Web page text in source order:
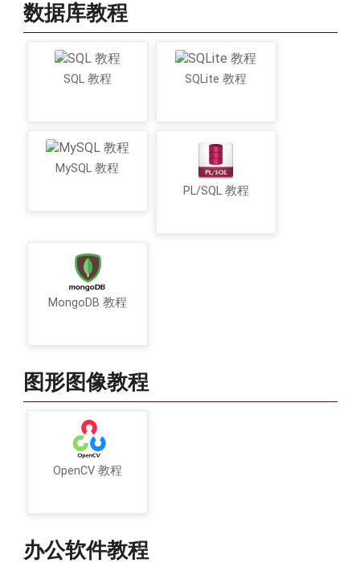
数据库教程
SQL 教程 SQLite 教程
MySQL 教程
PL/SQL 教程
MongoDB 教程
图形图像教程
OpenCV 教程
办公软件教程